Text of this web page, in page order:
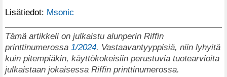
Lisätiedot: Msonic
Tämä artikkeli on julkaistu alunperin Riffin
printtinumerossa 1/2024. Vastaavantyyppisiä, niin lyhyitä
kuin pitempiäkin, käyttökokeisiin perustuvia tuotearvioita
julkaistaan jokaisessa Riffin printtinumerossa.